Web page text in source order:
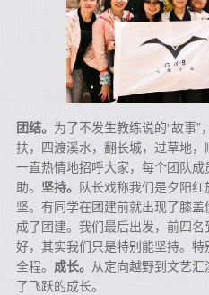
团结。 为了不发生教练说的“故事
扶，四渡溪水，翻长城，过草地，
一直热情地招呼大家，每个团队
助。 坚持。 队长戏称我们是夕阳
坚。有同学在团建前就出现了膝
成了团建。我们最后出发，前四
好，其实我们只是特别能坚持。
全程。 成长。 从定向越野到文艺
了飞跃的成长。